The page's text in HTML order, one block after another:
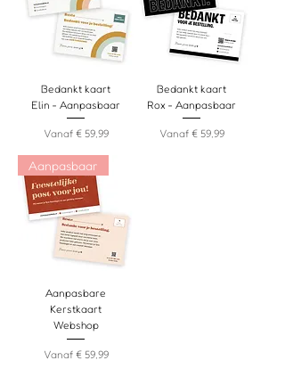
Bedankt kaart
Elin - Aanpasbaar
Vanaf € 59,99
Verkoopprijs
Bedankt kaart
Rox - Aanpasbaar
Vanaf € 59,99
Verkoopprijs
Aanpasbaar
Aanpasbare
Kerstkaart
Webshop
Vanaf € 59,99
Verkoopprijs